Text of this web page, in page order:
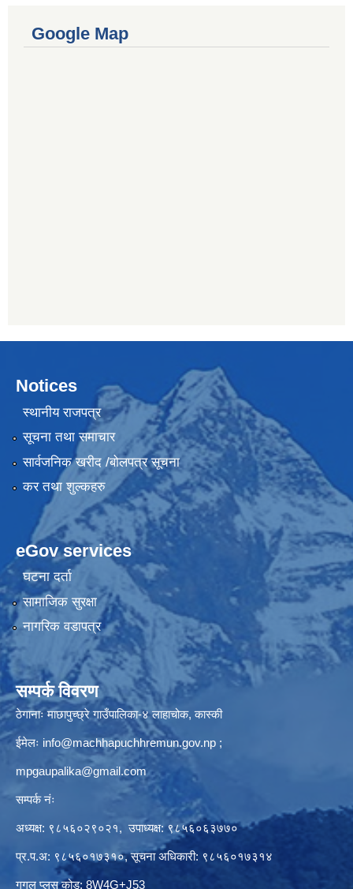
Google Map
Notices
स्थानीय राजपत्र
सूचना तथा समाचार
सार्वजनिक खरीद /बोलपत्र सूचना
कर तथा शुल्कहरु
eGov services
घटना दर्ता
सामाजिक सुरक्षा
नागरिक वडापत्र
सम्पर्क विवरण
ठेगानाः माछापुच्छ्रे गाउँपालिका-४ लाहाचोक, कास्की
ईमेलः info@machhapuchhremun.gov.np ;
mpgaupalika@gmail.com
सम्पर्क नंः
अध्यक्ष: ९८५६०२९०२१, उपाध्यक्ष: ९८५६०६३७७०
प्र.प.अ: ९८५६०१७३१०, सूचना अधिकारी: ९८५६०१७३१४
गुगल प्लस कोड: 8W4G+J53